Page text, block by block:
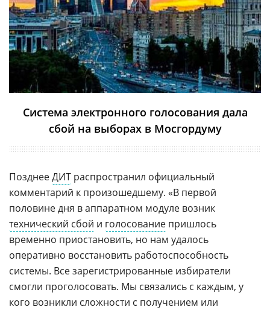
Система электронного голосования дала
сбой на выборах в Мосгордуму
ПозднееДИТ распространил официальный
комментарий к произошедшему. «В первой
половине дня в аппаратном модуле возник
технический сбой и голосование пришлось
временно приостановить, но нам удалось
оперативно восстановить работоспособность
системы. Все зарегистрированные избиратели
смогли проголосовать. Мы связались с каждым, у
кого возникли сложности с получением или